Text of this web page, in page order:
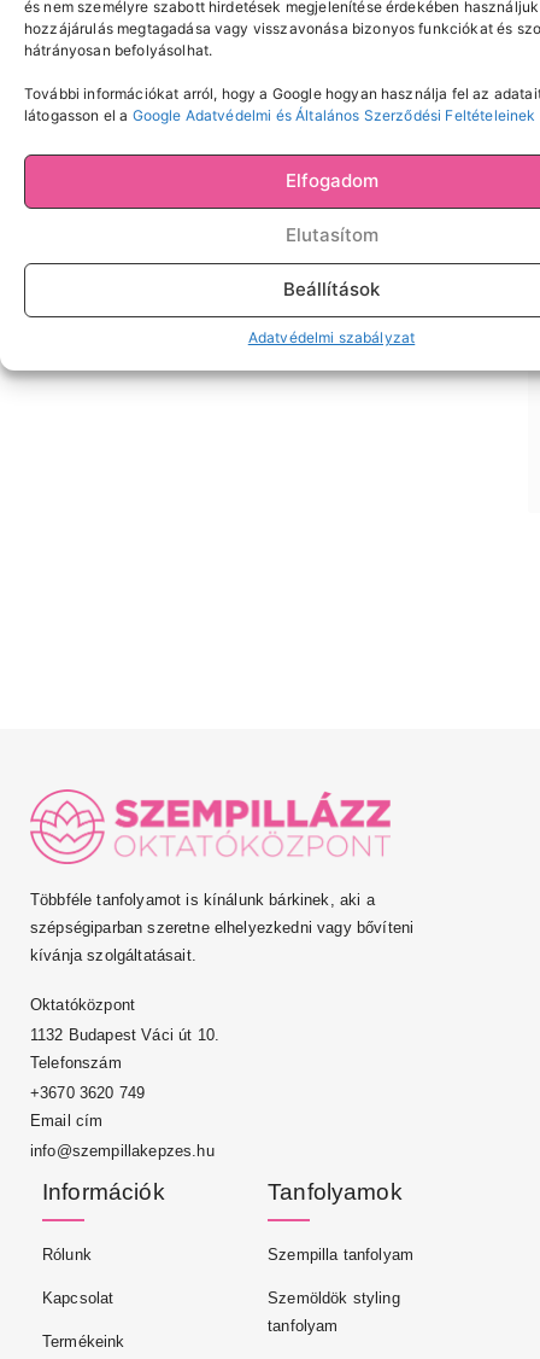
és nem személyre szabott hirdetések megjelenítése érdekében
hozzájárulás megtagadása vagy visszavonása bizonyos funkciókat és
hátrányosan befolyásolhat.
További információkat arról, hogy a Google hogyan használja fel az
látogasson el a Google Adatvédelmi és Általános Szerződési Feltételeinek
Elfogadom
Elutasítom
Beállítások
Adatvédelmi szabályzat
Többféle tanfolyamot is kínálunk bárkinek, aki a
szépségiparban szeretne elhelyezkedni vagy bővíteni
kívánja szolgáltatásait.
Oktatóközpont
1132 Budapest Váci út 10.
Telefonszám
+3670 3620 749
Email cím
info@szempillakepzes.hu
Információk
Rólunk
Kapcsolat
Termékeink
Tanfolyamok
Szempilla tanfolyam
Szemöldök styling
tanfolyam